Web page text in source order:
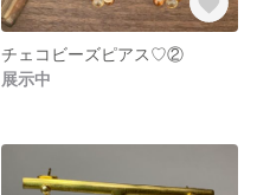
チェコビーズピアス♡②
展示中